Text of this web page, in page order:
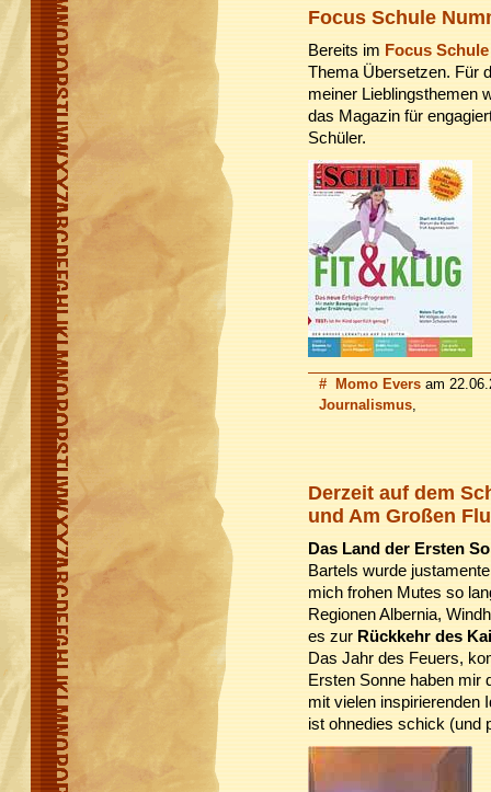
Focus Schule
Bereits im Focus Schule
Thema Übersetzen. Für
meiner Lieblingsthemen
das Magazin für
Schüler.
# Momo Evers am
Journalismus,
Derzeit auf dem
und Am Großen
Das Land der Ersten
Bartels wurde
mich frohen Mutes so
Regionen Albernia,
es zur Rückkehr des
Das Jahr des Feuers,
Ersten Sonne haben mir
mit vielen inspirierenden
ist ohnedies schick (und